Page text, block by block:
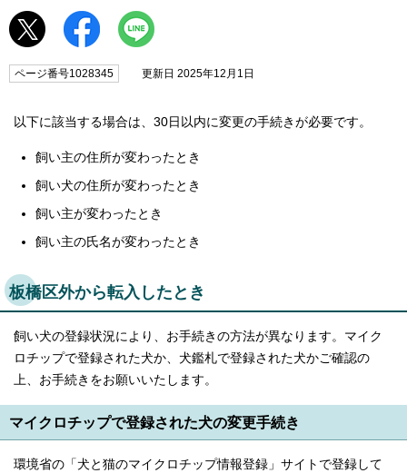
ページ番号1028345 更新日 2025年12月1日
以下に該当する場合は、30日以内に変更の手続きが必要です。
飼い主の住所が変わったとき
飼い犬の住所が変わったとき
飼い主が変わったとき
飼い主の氏名が変わったとき
板橋区外から転入したとき
飼い犬の登録状況により、お手続きの方法が異なります。マイク
ロチップで登録された犬か、犬鑑札で登録された犬かご確認の
上、お手続きをお願いいたします。
マイクロチップで登録された犬の変更手続き
環境省の「犬と猫のマイクロチップ情報登録」サイトで登録して